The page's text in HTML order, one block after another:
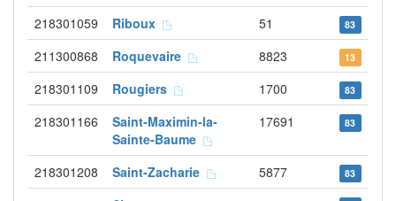
218301059 Riboux 51 83
211300868 Roquevaire 8823 13
218301109 Rougiers 1700 83
218301166
Saint-Maximin-la-
Sainte-Baume
17691 83
218301208 Saint-Zacharie 5877 83